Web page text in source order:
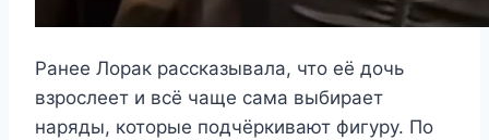
Ранее Лорак рассказывала, что её дочь
взрослеет и всё чаще сама выбирает
наряды, которые подчёркивают фигуру. По